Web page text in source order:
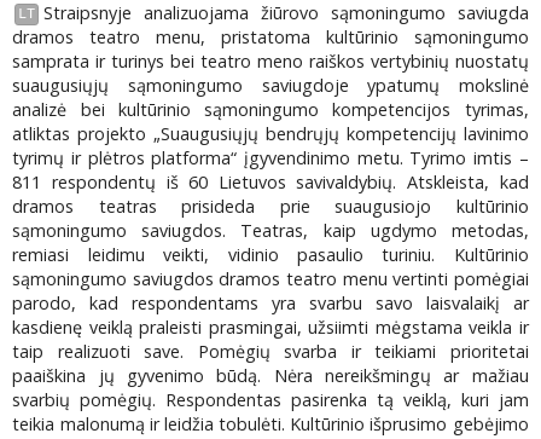
LT Straipsnyje analizuojama žiūrovo sąmoningumo saviugda
dramos teatro menu, pristatoma kultūrinio sąmoningumo
samprata ir turinys bei teatro meno raiškos vertybinių nuostatų
suaugusiųjų sąmoningumo saviugdoje ypatumų mokslinė
analizė bei kultūrinio sąmoningumo kompetencijos tyrimas,
atliktas projekto „Suaugusiųjų bendrųjų kompetencijų lavinimo
tyrimų ir plėtros platforma“ įgyvendinimo metu. Tyrimo imtis –
811 respondentų iš 60 Lietuvos savivaldybių. Atskleista, kad
dramos teatras prisideda prie suaugusiojo kultūrinio
sąmoningumo saviugdos. Teatras, kaip ugdymo metodas,
remiasi leidimu veikti, vidinio pasaulio turiniu. Kultūrinio
sąmoningumo saviugdos dramos teatro menu vertinti pomėgiai
parodo, kad respondentams yra svarbu savo laisvalaikį ar
kasdienę veiklą praleisti prasmingai, užsiimti mėgstama veikla ir
taip realizuoti save. Pomėgių svarba ir teikiami prioritetai
paaiškina jų gyvenimo būdą. Nėra nereikšmingų ar mažiau
svarbių pomėgių. Respondentas pasirenka tą veiklą, kuri jam
teikia malonumą ir leidžia tobulėti. Kultūrinio išprusimo gebėjimo